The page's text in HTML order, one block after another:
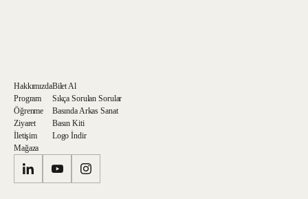
Hakkımızda
Program
Öğrenme
Ziyaret
İletişim
Mağaza
Bilet Al
Sıkça Sorulan Sorular
Basında Arkas Sanat
Basın Kiti
Logo İndir